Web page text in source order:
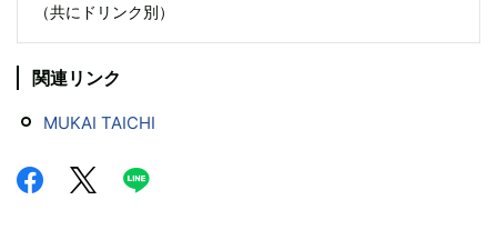
（共にドリンク別）
関連リンク
MUKAI TAICHI